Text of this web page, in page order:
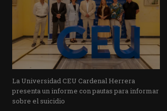
La Universidad CEU Cardenal Herrera
presenta un informe con pautas para informar
sobre el suicidio